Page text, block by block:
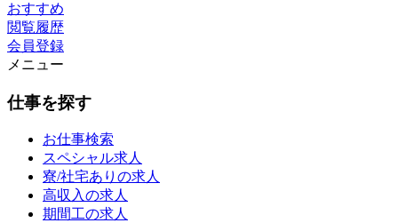
おすすめ
閲覧履歴
会員登録
メニュー
仕事を探す
お仕事検索
スペシャル求人
寮/社宅ありの求人
高収入の求人
期間工の求人